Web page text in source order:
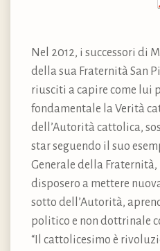
Nel 2012, i successori di
della sua Fraternità San
riusciti a capire come lui
fondamentale la Verità
dell’Autorità cattolica,
star seguendo il suo
Generale della Fraternità,
disposero a mettere
sotto dell’Autorità,
politico e non dottrinale
“Il cattolicesimo è